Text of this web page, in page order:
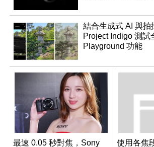
結合生成式 AI 與
Project Indigo 測試
Playground 功能
最速 0.05 秒對焦，Sony
使用各焦